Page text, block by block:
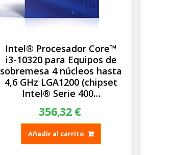
Intel® Procesador Core™
i3-10320 para Equipos de
sobremesa 4 núcleos hasta
4,6 GHz LGA1200 (chipset
Intel® Serie 400…
356,32 €
Añadir al carrito